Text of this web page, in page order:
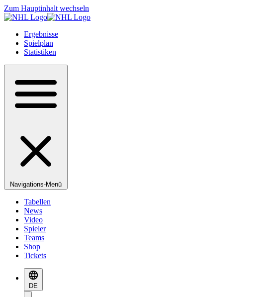
Zum Hauptinhalt wechseln
Ergebnisse
Spielplan
Statistiken
Navigations-Menü
Tabellen
News
Video
Spieler
Teams
Shop
Tickets
DE